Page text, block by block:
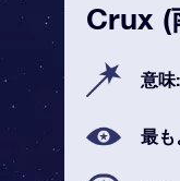
Crux (
意味:
最も